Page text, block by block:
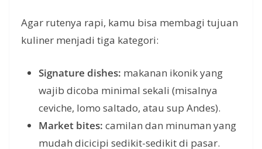
Agar rutenya rapi, kamu bisa membagi tujuan
kuliner menjadi tiga kategori:
Signature dishes: makanan ikonik yang
wajib dicoba minimal sekali (misalnya
ceviche, lomo saltado, atau sup Andes).
Market bites: camilan dan minuman yang
mudah dicicipi sedikit-sedikit di pasar.